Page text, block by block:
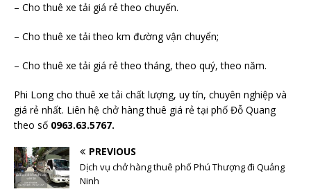
– Cho thuê xe tải giá rẻ theo chuyến.
– Cho thuê xe tải theo km đường vận chuyển;
– Cho thuê xe tải giá rẻ theo tháng, theo quý, theo năm.
Phi Long cho thuê xe tải chất lượng, uy tín, chuyên nghiệp và
giá rẻ nhất. Liên hệ chở hàng thuê giá rẻ tại phố Đỗ Quang
theo số 0963.63.5767.
PREVIOUS
Dịch vụ chở hàng thuê phố Phú Thượng đi Quảng
Ninh